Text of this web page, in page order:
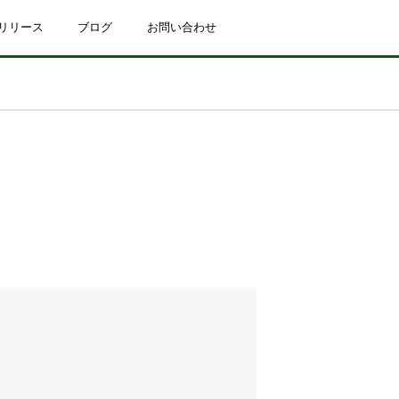
リース ブログ お問い合わせ